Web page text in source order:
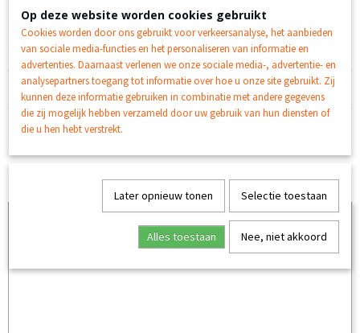
Productcode leverancier
BAB-5-30902
Schwarzkopf Vital Haarverf nr 78 Koperrood
met abrikozenolie, geeft uw haar een intens, levendig
kleurresultaat, en dit week na week.
Reacties
Ook interessant
Op deze website worden cookies gebruikt
Cookies worden door ons gebruikt voor verkeersanalyse, het aanbieden
van sociale media-functies en het personaliseren van informatie en
advertenties. Daarnaast verlenen we onze sociale media-, advertentie- en
analysepartners toegang tot informatie over hoe u onze site gebruikt. Zij
kunnen deze informatie gebruiken in combinatie met andere gegevens
die zij mogelijk hebben verzameld door uw gebruik van hun diensten of
die u hen hebt verstrekt.
Later opnieuw tonen Selectie toestaan
Alles toestaan Nee, niet akkoord